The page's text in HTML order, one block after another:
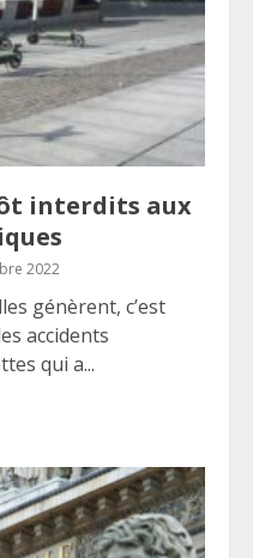
interdits aux
2022
génèrent, c’est
accidents
qui a...